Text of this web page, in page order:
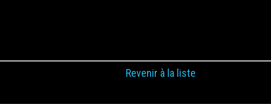
Revenir à la liste